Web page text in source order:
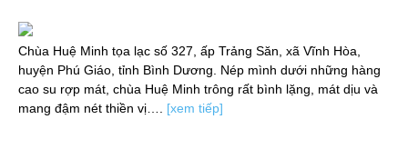
Chùa Huệ Minh tọa lạc số 327, ấp Trảng Săn, xã Vĩnh Hòa,
huyện Phú Giáo, tỉnh Bình Dương. Nép mình dưới những hàng
cao su rợp mát, chùa Huệ Minh trông rất bình lặng, mát dịu và
mang đậm nét thiền vị…. [xem tiếp]